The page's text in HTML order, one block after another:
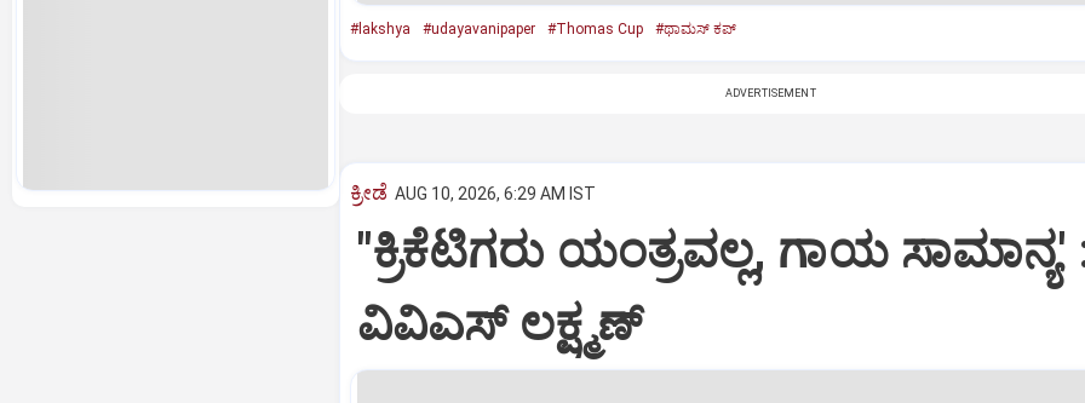
#lakshya #udayavanipaper #Thomas Cup #ಥಾಮಸ್‌ ಕಪ್‌
ADVERTISEMENT
ಕ್ರೀಡೆ AUG 10, 2026, 6:29 AM IST
"ಕ್ರಿಕೆಟಿಗರು ಯಂತ್ರವಲ್ಲ, ಗಾಯ ಸಾಮಾನ್ಯ'
ವಿವಿಎಸ್‌ ಲಕ್ಷ್ಮಣ್‌